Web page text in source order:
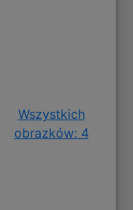
Wszystkich
obrazków: 4